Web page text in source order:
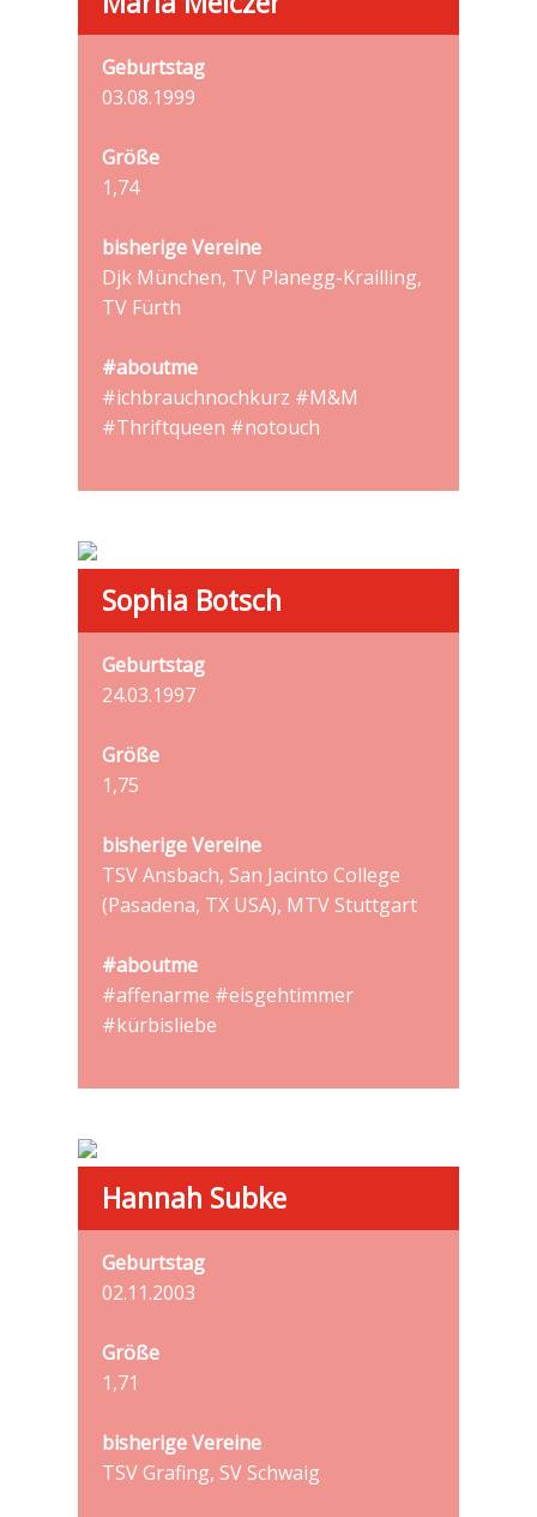
Geburtstag
03.08.1999
Größe
1,74
bisherige Vereine
Djk München, TV Planegg-Krailling,
TV Fürth
#aboutme
#ichbrauchnochkurz #M&M
#Thriftqueen #notouch
Sophia Botsch
Geburtstag
24.03.1997
Größe
1,75
bisherige Vereine
TSV Ansbach, San Jacinto College
(Pasadena, TX USA), MTV Stuttgart
#aboutme
#affenarme #eisgehtimmer
#kürbisliebe
Hannah Subke
Geburtstag
02.11.2003
Größe
1,71
bisherige Vereine
TSV Grafing, SV Schwaig